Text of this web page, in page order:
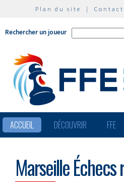
Plan du site | Contact
Rechercher un joueur
ACCUEIL DÉCOUVRIR FFE
Marseille